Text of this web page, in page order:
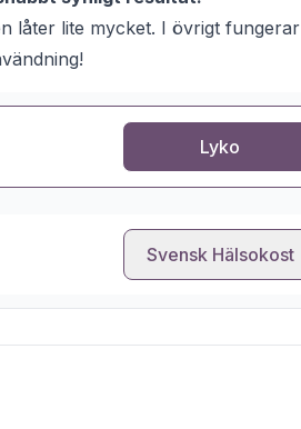
låter lite mycket. I övrigt fungerar
Lyko
Svensk Hälsokost